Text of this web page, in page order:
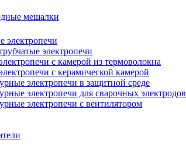
мешалки
электропечи
электропечи
с камерой из термоволокна
с керамической камерой
электропечи в защитной среде
электропечи для cварочных электродов
электропечи с вентилятором